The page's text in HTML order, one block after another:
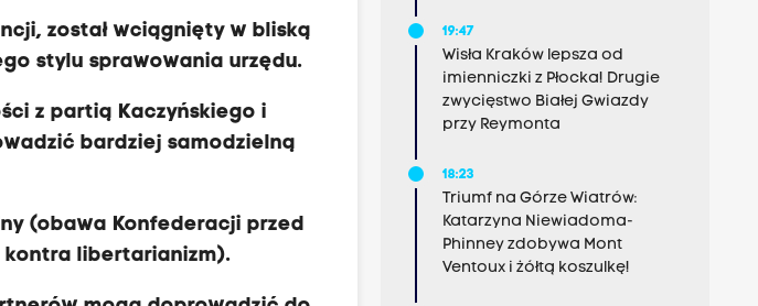
został wciągnięty w bliską
stylu sprawowania urzędu.
z partią Kaczyńskiego i
bardziej samodzielną
(obawa Konfederacji przed
kontra libertarianizm).
19:47
Wisła Kraków lepsza od
imienniczki z Płocka! Drugie
zwycięstwo Białej Gwiazdy
przy Reymonta
18:23
Triumf na Górze Wiatrów:
Katarzyna Niewiadoma-
Phinney zdobywa Mont
Ventoux i żółtą koszulkę!